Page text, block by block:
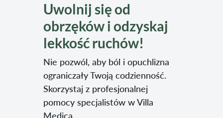
Uwolnij się od
obrzęków i odzyskaj
lekkość ruchów!
Nie pozwól, aby ból i opuchlizna
ograniczały Twoją codzienność.
Skorzystaj z profesjonalnej
pomocy specjalistów w Villa
Medica.